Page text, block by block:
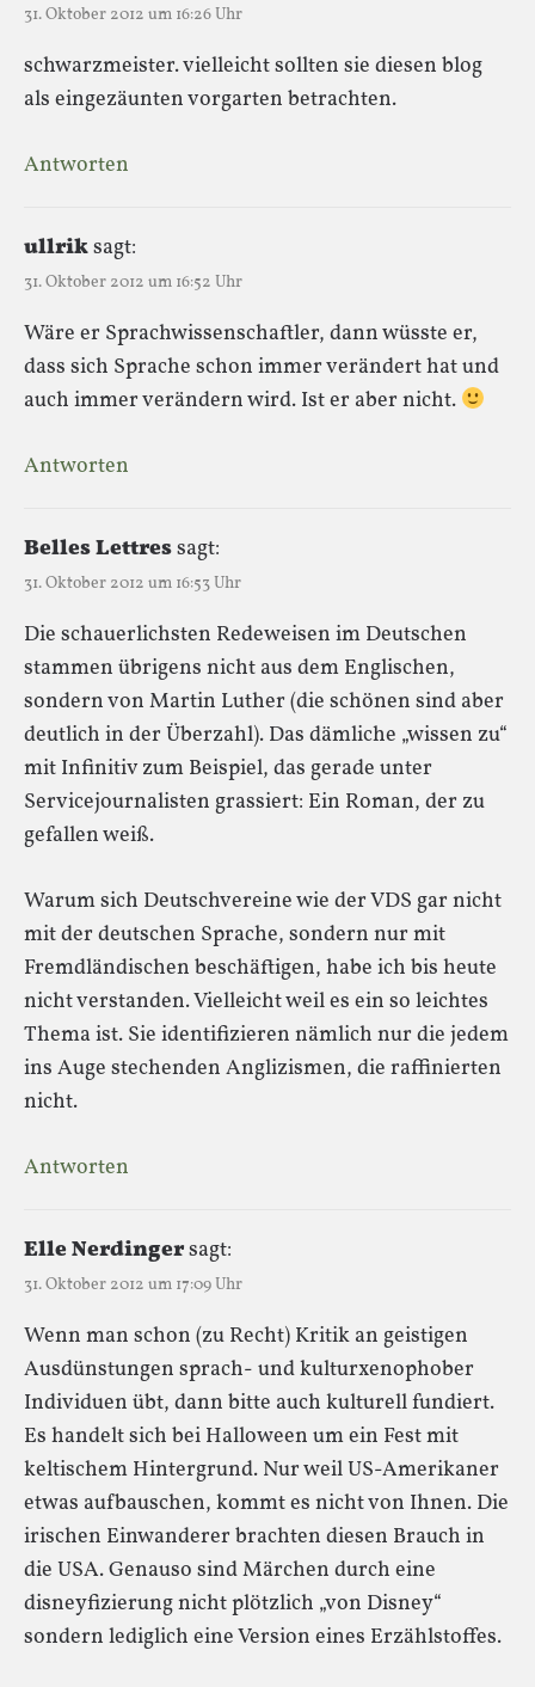
31. Oktober 2012 um 16:26 Uhr
schwarzmeister. vielleicht sollten sie diesen blog
als eingezäunten vorgarten betrachten.
Antworten
ullriksagt:
31. Oktober 2012 um 16:52 Uhr
Wäre er Sprachwissenschaftler, dann wüsste er,
dass sich Sprache schon immer verändert hat und
auch immer verändern wird. Ist er aber nicht.
Antworten
Belles Lettressagt:
31. Oktober 2012 um 16:53 Uhr
Die schauerlichsten Redeweisen im Deutschen
stammen übrigens nicht aus dem Englischen,
sondern von Martin Luther (die schönen sind aber
deutlich in der Überzahl). Das dämliche „wissen zu“
mit Infinitiv zum Beispiel, das gerade unter
Servicejournalisten grassiert: Ein Roman, der zu
gefallen weiß.
Warum sich Deutschvereine wie der VDS gar nicht
mit der deutschen Sprache, sondern nur mit
Fremdländischen beschäftigen, habe ich bis heute
nicht verstanden. Vielleicht weil es ein so leichtes
Thema ist. Sie identifizieren nämlich nur die jedem
ins Auge stechenden Anglizismen, die raffinierten
nicht.
Antworten
Elle Nerdingersagt:
31. Oktober 2012 um 17:09 Uhr
Wenn man schon (zu Recht) Kritik an geistigen
Ausdünstungen sprach- und kulturxenophober
Individuen übt, dann bitte auch kulturell fundiert.
Es handelt sich bei Halloween um ein Fest mit
keltischem Hintergrund. Nur weil US-Amerikaner
etwas aufbauschen, kommt es nicht von Ihnen. Die
irischen Einwanderer brachten diesen Brauch in
die USA. Genauso sind Märchen durch eine
disneyfizierung nicht plötzlich „von Disney“
sondern lediglich eine Version eines Erzählstoffes.